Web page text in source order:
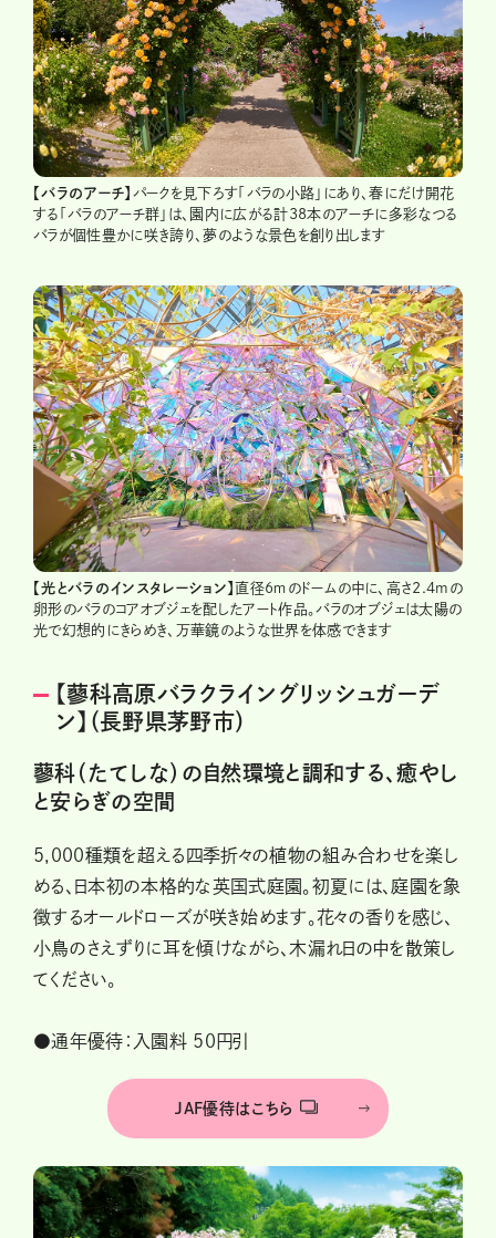
【バラのアーチ】 パークを見下ろす「バラの小路」にあり、春にだけ開花
する「バラのアーチ群」は、園内に広がる計38本のアーチに多彩なつる
バラが個性豊かに咲き誇り、夢のような景色を創り出します
【光とバラのインスタレーション】直径6ｍのドームの中に、高さ2.4mの
卵形のバラのコアオブジェを配したアート作品。バラのオブジェは太陽の
光で幻想的にきらめき、万華鏡のような世界を体感できます
【蓼科高原バラクライングリッシュガーデ
ン】（長野県茅野市）
蓼科（たてしな）の自然環境と調和する、癒やし
と安らぎの空間
5,000種類を超える四季折々の植物の組み合わせを楽し
める、日本初の本格的な英国式庭園。初夏には、庭園を象
徴するオールドローズが咲き始めます。花々の香りを感じ、
小鳥のさえずりに耳を傾けながら、木漏れ日の中を散策し
てください。
●通年優待：入園料 50円引
JAF優待はこちら